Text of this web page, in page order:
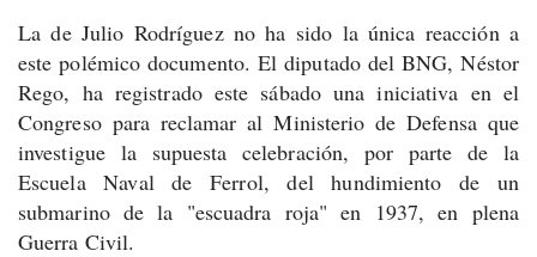
La de Julio Rodríguez no ha sido la única reacción a
este polémico documento. El diputado del BNG, Néstor
Rego, ha registrado este sábado una iniciativa en el
Congreso para reclamar al Ministerio de Defensa que
investigue la supuesta celebración, por parte de la
Escuela Naval de Ferrol, del hundimiento de un
submarino de la "escuadra roja" en 1937, en plena
Guerra Civil.